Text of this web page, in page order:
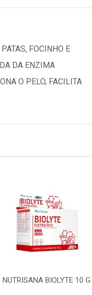
FOCINHO E
DA ENZIMA
O PELO, FACILITA
NUTRISANA BIOLYTE 10 G